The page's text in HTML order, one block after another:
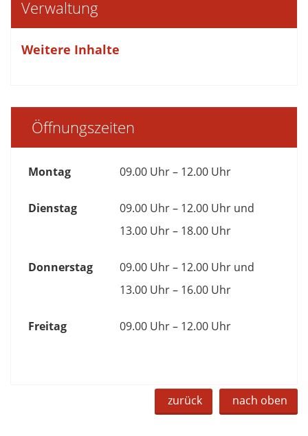
Verwaltung
Weitere Inhalte
Öffnungszeiten
Montag 09.00 Uhr – 12.00 Uhr
Dienstag
09.00 Uhr – 12.00 Uhr und
13.00 Uhr – 18.00 Uhr
Donnerstag
09.00 Uhr – 12.00 Uhr und
13.00 Uhr – 16.00 Uhr
Freitag 09.00 Uhr – 12.00 Uhr
zurück nach oben